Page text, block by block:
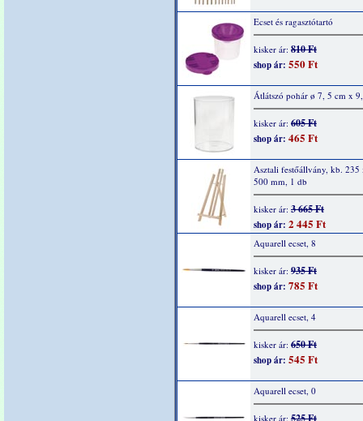
Ecset és ragasztótartó
kisker ár: 810 Ft
shop ár: 550 Ft
Átlátszó pohár ø 7, 5 cm x
kisker ár: 605 Ft
shop ár: 465 Ft
Asztali festőállvány, kb.
500 mm, 1 db
kisker ár: 3 665 Ft
shop ár: 2 445 Ft
Aquarell ecset, 8
kisker ár: 935 Ft
shop ár: 785 Ft
Aquarell ecset, 4
kisker ár: 650 Ft
shop ár: 545 Ft
Aquarell ecset, 0
kisker ár: 525 Ft